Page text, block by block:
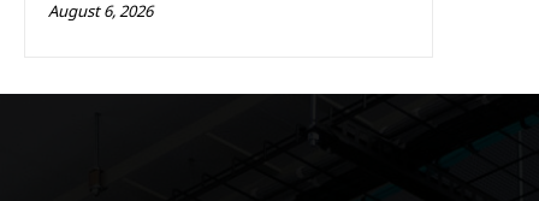
August 6, 2026